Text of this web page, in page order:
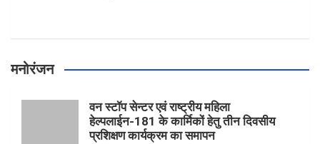
मनोरंजन
वन स्टॉप सेन्टर एवं राष्ट्रीय महिला
हेल्पलाईन-181 के कार्मिकों हेतु तीन दिवसीय
प्रशिक्षण कार्यक्रम का समापन